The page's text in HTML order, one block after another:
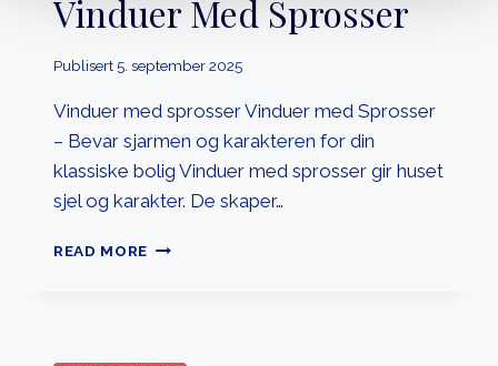
Vinduer Med Sprosser
Publisert5. september 2025
Vinduer med sprosser Vinduer med Sprosser
– Bevar sjarmen og karakteren for din
klassiske bolig Vinduer med sprosser gir huset
sjel og karakter. De skaper…
READ MORE VINDUER